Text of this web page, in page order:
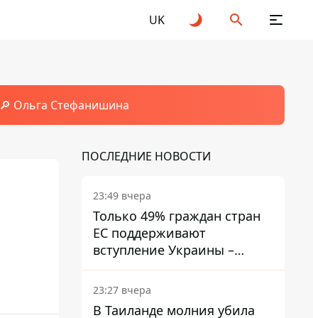
UK
🔎 Ольга Стефанишина
ПОСЛЕДНИЕ НОВОСТИ
23:49 вчера
Только 49% граждан стран
ЕС поддерживают
вступление Украины –
результаты опроса
23:27 вчера
В Таиланде молния убила